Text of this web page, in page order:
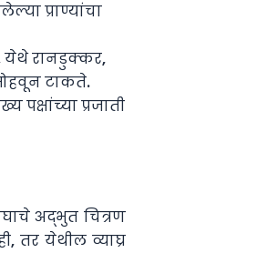
प्राण्यांचा
येथे रानडुक्कर,
टाकते.
पक्षांच्या प्रजाती
अद्भुत चित्रण
तर येथील व्याघ्र